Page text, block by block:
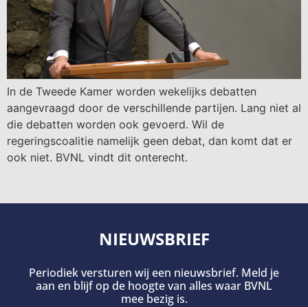
In de Tweede Kamer worden wekelijks debatten
aangevraagd door de verschillende partijen. Lang niet al
die debatten worden ook gevoerd. Wil de
regeringscoalitie namelijk geen debat, dan komt dat er
ook niet. BVNL vindt dit onterecht.
NIEUWSBRIEF
Periodiek versturen wij een nieuwsbrief. Meld je
aan en blijf op de hoogte van alles waar BVNL
mee bezig is.